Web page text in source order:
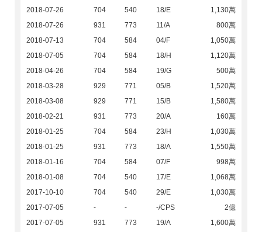
2018-07-26
704 540 18/E
1,130萬
2018-07-26
931 773 11/A
800萬
2018-07-13
704 584 04/F
1,050萬
2018-07-05
704 584 18/H
1,120萬
2018-04-26
704 584 19/G
500萬
2018-03-28
929 771 05/B
1,520萬
2018-03-08
929 771 15/B
1,580萬
2018-02-21
931 773 20/A
160萬
2018-01-25
704 584 23/H
1,030萬
2018-01-25
931 773 18/A
1,550萬
2018-01-16
704 584 07/F
998萬
2018-01-08
704 540 17/E
1,068萬
2017-10-10
704 540 29/E
1,030萬
2017-07-05
- - -/CPS
2億
2017-07-05
931 773 19/A
1,600萬